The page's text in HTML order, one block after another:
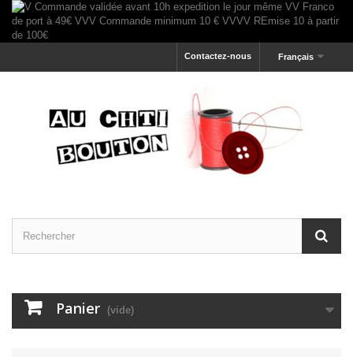
Français
Contactez-nous
Panier (vide)